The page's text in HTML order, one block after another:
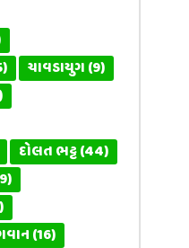
ચાવડાયુગ(9)
દોલત ભટ્ટ(44)
(16)